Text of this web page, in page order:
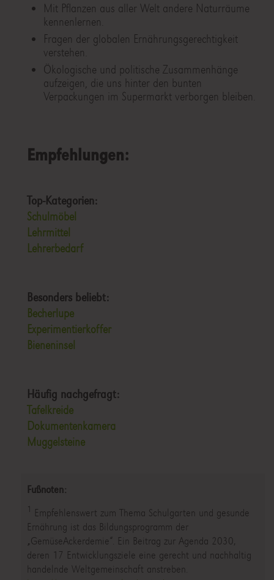
Mit Pflanzen aus aller Welt andere Naturräume
kennenlernen.
Fragen der globalen Ernährungsgerechtigkeit
verstehen.
Ökologische und politische Zusammenhänge
aufzeigen, die uns hinter den bunten
Verpackungen im Supermarkt verborgen bleiben.
Empfehlungen:
Top-Kategorien:
Schulmöbel
Lehrmittel
Lehrerbedarf
Besonders beliebt:
Becherlupe
Experimentierkoffer
Bieneninsel
Häufig nachgefragt:
Tafelkreide
Dokumentenkamera
Muggelsteine
Fußnoten:
1 Empfehlenswert zum Thema Schulgarten und gesunde
Ernährung ist das Bildungsprogramm der
„GemüseAckerdemie“. Ein Beitrag zur Agenda 2030,
deren 17 Entwicklungsziele eine gerecht und nachhaltig
handelnde Weltgemeinschaft anstreben.